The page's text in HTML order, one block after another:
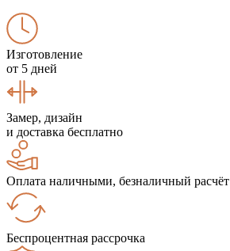
Изготовление
от 5 дней
Замер, дизайн
и доставка бесплатно
Оплата наличными, безналичный расчёт
Беспроцентная рассрочка